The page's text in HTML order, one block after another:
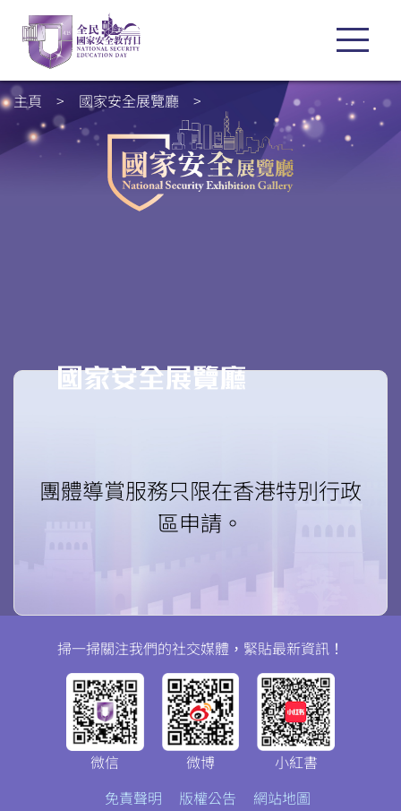
主頁 > 國家安全展覽廳 >
團體導賞服務只限在香港特別行政
區申請。
免責聲明 版權公告 網站地圖
掃一掃關注我們的社交媒體，緊貼最新資訊！
微信 微博 小紅書
微信 微博 小紅書